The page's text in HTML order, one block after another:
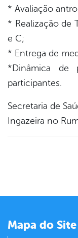
* Avaliação
* Realização de
e C;
* Entrega de
*Dinâmica de
participantes.
Secretaria de
Ingazeira no
Mapa do Site